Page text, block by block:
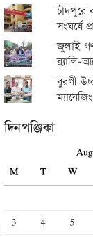
চাঁদপুরে
সংঘর্ষে
জুলাই
র‍্যালি-
বুরগী
দিনপঞ্জিকা
M
T W
3
4 5